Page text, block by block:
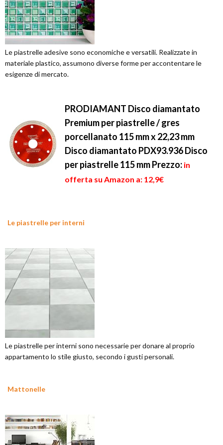
Le piastrelle adesive sono economiche e versatili. Realizzate in
materiale plastico, assumono diverse forme per accontentare le
esigenze di mercato.
PRODIAMANT Disco diamantato
Premium per piastrelle / gres
porcellanato 115 mm x 22,23 mm
Disco diamantato PDX93.936 Disco
per piastrelle 115 mmPrezzo: in
offerta su Amazon a: 12,9€
Le piastrelle per interni
Le piastrelle per interni sono necessarie per donare al proprio
appartamento lo stile giusto, secondo i gusti personali.
Mattonelle